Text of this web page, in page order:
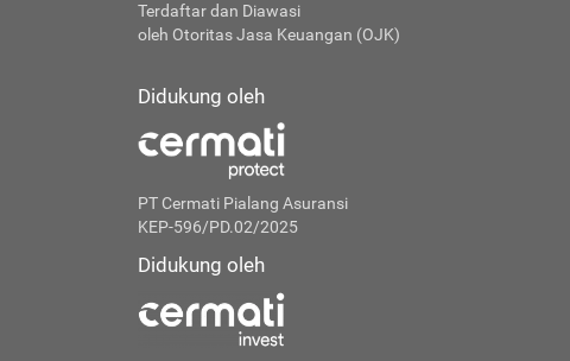
Terdaftar dan Diawasi
oleh Otoritas Jasa Keuangan (OJK)
Didukung oleh
PT Cermati Pialang Asuransi
KEP-596/PD.02/2025
Didukung oleh